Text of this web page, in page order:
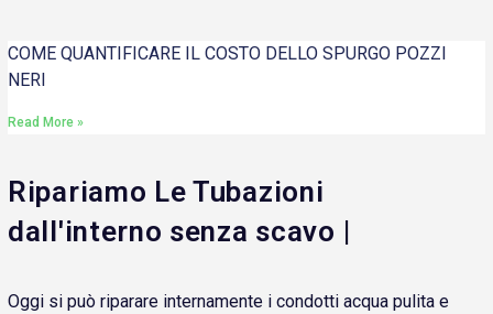
COME QUANTIFICARE IL COSTO DELLO SPURGO POZZI
NERI
Read More »
Ripariamo Le Tubazioni
dall'interno senza scavo |
Oggi si può riparare internamente i condotti acqua pulita e